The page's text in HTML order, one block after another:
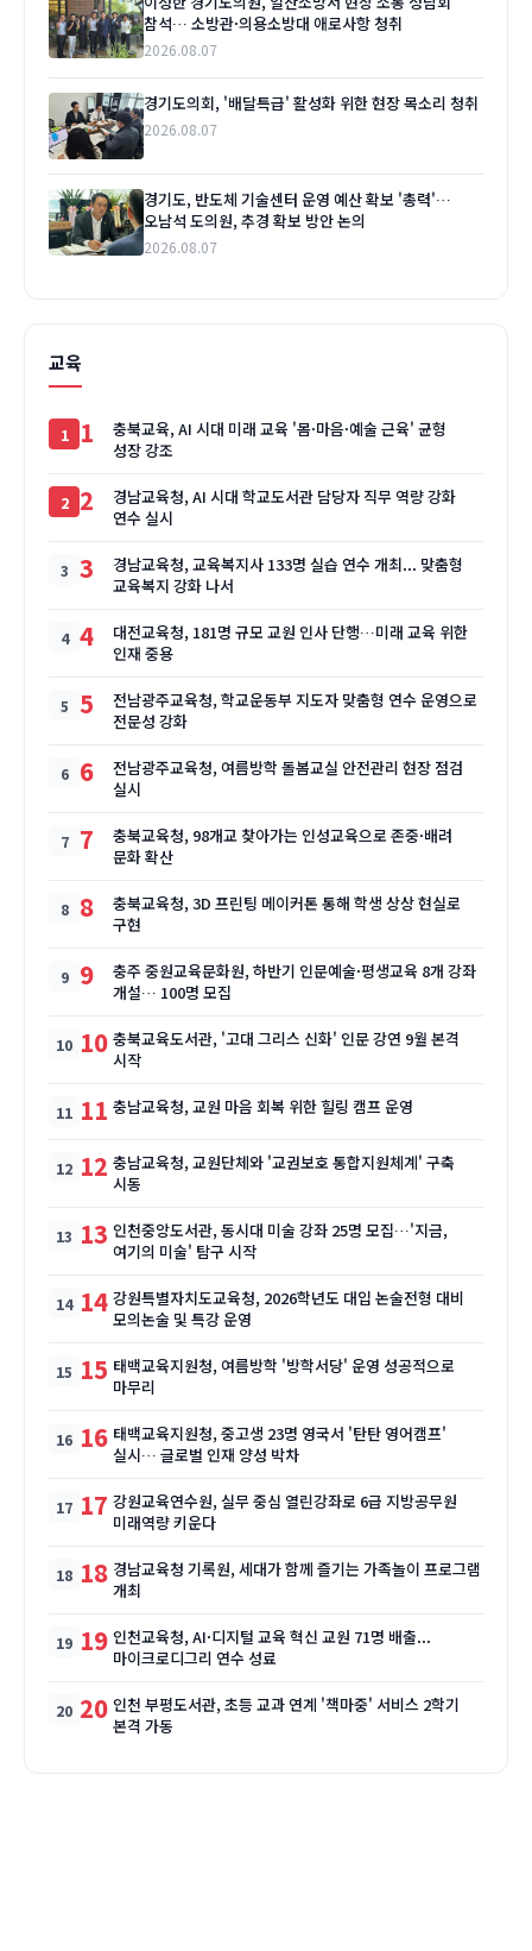
참석… 소방관·의용소방대 애로사항 청취
2026.08.07
경기도의회, '배달특급' 활성화 위한 현장 목소리 청취
2026.08.07
경기도, 반도체 기술센터 운영 예산 확보 '총력'…
오남석 도의원, 추경 확보 방안 논의
2026.08.07
교육
1
충북교육, AI 시대 미래 교육 '몸·마음·예술 근육' 균형
성장 강조
2
경남교육청, AI 시대 학교도서관 담당자 직무 역량 강화
연수 실시
3
경남교육청, 교육복지사 133명 실습 연수 개최... 맞춤형
교육복지 강화 나서
4
대전교육청, 181명 규모 교원 인사 단행…미래 교육 위한
인재 중용
5
전남광주교육청, 학교운동부 지도자 맞춤형 연수 운영으로
전문성 강화
6
전남광주교육청, 여름방학 돌봄교실 안전관리 현장 점검
실시
7
충북교육청, 98개교 찾아가는 인성교육으로 존중·배려
문화 확산
8
충북교육청, 3D 프린팅 메이커톤 통해 학생 상상 현실로
구현
9
충주 중원교육문화원, 하반기 인문예술·평생교육 8개 강좌
개설… 100명 모집
10 충북교육도서관, '고대 그리스 신화' 인문 강연 9월 본격
시작
11 충남교육청, 교원 마음 회복 위한 힐링 캠프 운영
12 충남교육청, 교원단체와 '교권보호 통합지원체계' 구축
시동
13 인천중앙도서관, 동시대 미술 강좌 25명 모집…'지금,
여기의 미술' 탐구 시작
14 강원특별자치도교육청, 2026학년도 대입 논술전형 대비
모의논술 및 특강 운영
15 태백교육지원청, 여름방학 '방학서당' 운영 성공적으로
마무리
16 태백교육지원청, 중고생 23명 영국서 '탄탄 영어캠프'
실시… 글로벌 인재 양성 박차
17 강원교육연수원, 실무 중심 열린강좌로 6급 지방공무원
미래역량 키운다
18 경남교육청 기록원, 세대가 함께 즐기는 가족놀이 프로그램
개최
19 인천교육청, AI·디지털 교육 혁신 교원 71명 배출...
마이크로디그리 연수 성료
20 인천 부평도서관, 초등 교과 연계 '책마중' 서비스 2학기
본격 가동